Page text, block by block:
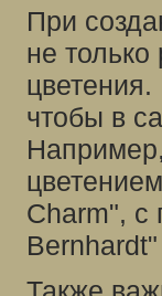
При
не только
чтобы в
Charm", с